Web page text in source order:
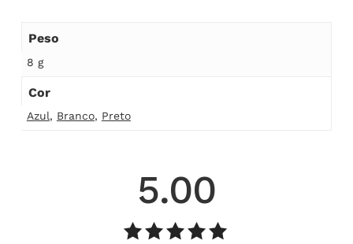
Peso
8 g
Cor
Azul, Branco, Preto
5.00